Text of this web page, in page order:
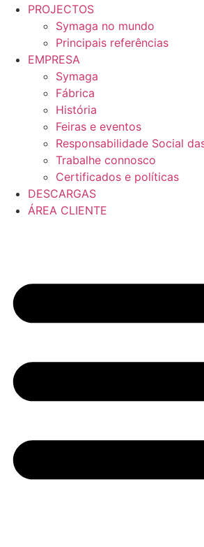
PROJECTOS
Symaga no mundo
Principais referências
EMPRESA
Symaga
Fábrica
História
Feiras e eventos
Responsabilidade Social
Trabalhe connosco
Certificados e políticas
DESCARGAS
ÁREA CLIENTE